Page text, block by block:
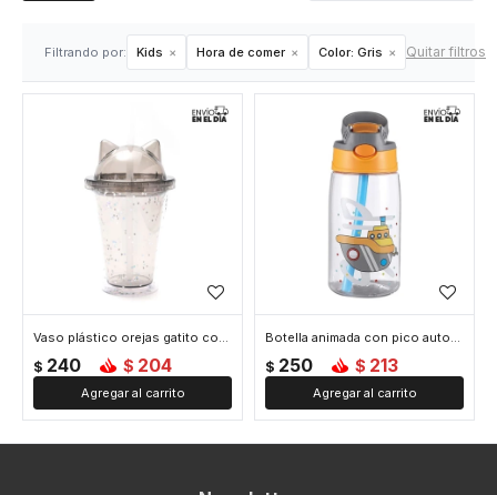
Filtrando por: Kids Hora de comer Color: Gris Quitar filtros
Vaso plástico orejas gatito con tapa y sorbete – 350ml - Gris
$ 240 $ 204
Botella animada con pico automático - Gris
$ 250 $ 213